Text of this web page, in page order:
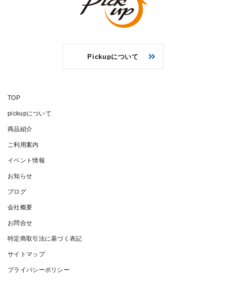
Pickupについて
TOP
pickupについて
商品紹介
ご利用案内
イベント情報
お知らせ
ブログ
会社概要
お問合せ
特定商取引法に基づく表記
サイトマップ
プライバシーポリシー